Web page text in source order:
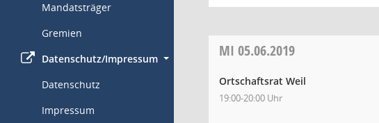
Mandatsträger
Gremien
Datenschutz/Impressum
Datenschutz
Impressum
MI 05.06.2019
Ortschaftsrat Weil
19:00-20:00 Uhr